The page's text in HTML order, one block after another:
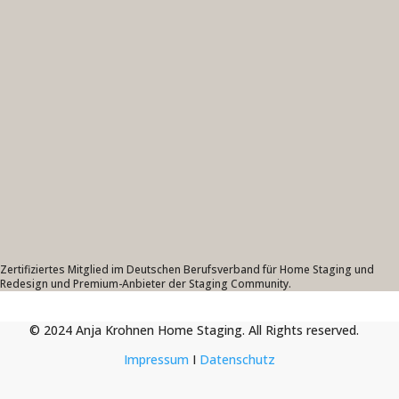
Zertifiziertes Mitglied im Deutschen Berufsverband für Home Staging und
Redesign und Premium-Anbieter der Staging Community.
© 2024 Anja Krohnen Home Staging. All Rights reserved.
Impressum I Datenschutz